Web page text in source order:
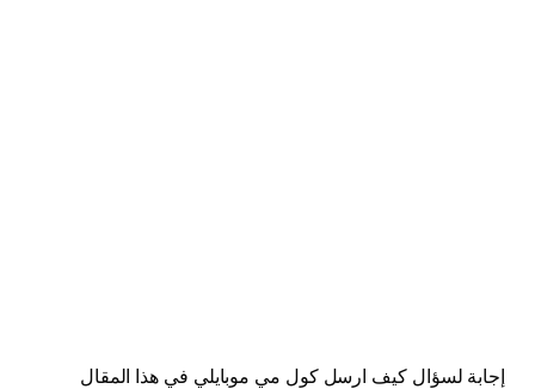
إجابة لسؤال كيف ارسل كول مي موبايلي في هذا المقال